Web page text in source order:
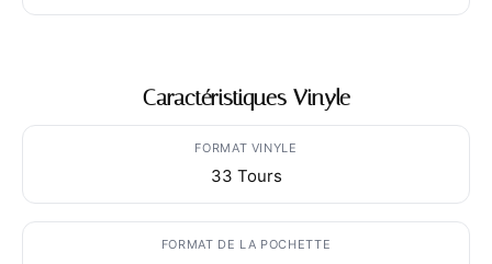
Caractéristiques Vinyle
FORMAT VINYLE
33 Tours
FORMAT DE LA POCHETTE